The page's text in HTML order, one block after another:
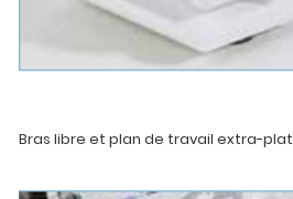
Bras libre et plan de travail extra-plat